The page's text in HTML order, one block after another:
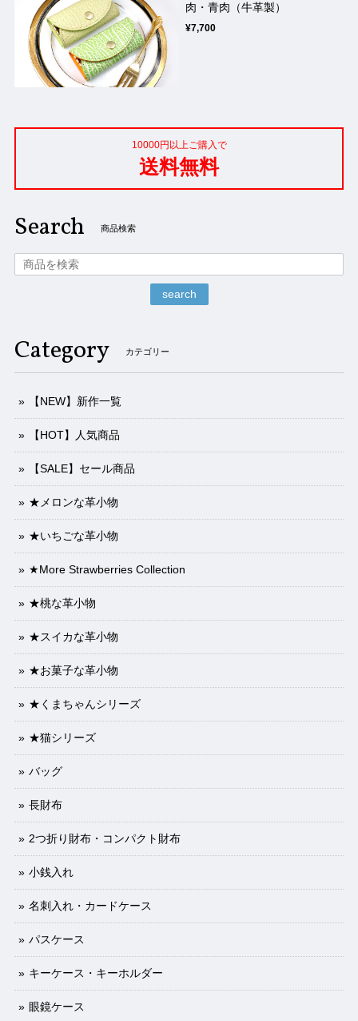
肉・青肉（牛革製）
¥7,700
10000円以上ご購入で
送料無料
Search 商品検索
search
Category カテゴリー
【NEW】新作一覧
【HOT】人気商品
【SALE】セール商品
★メロンな革小物
★いちごな革小物
★More Strawberries Collection
★桃な革小物
★スイカな革小物
★お菓子な革小物
★くまちゃんシリーズ
★猫シリーズ
バッグ
長財布
2つ折り財布・コンパクト財布
小銭入れ
名刺入れ・カードケース
パスケース
キーケース・キーホルダー
眼鏡ケース